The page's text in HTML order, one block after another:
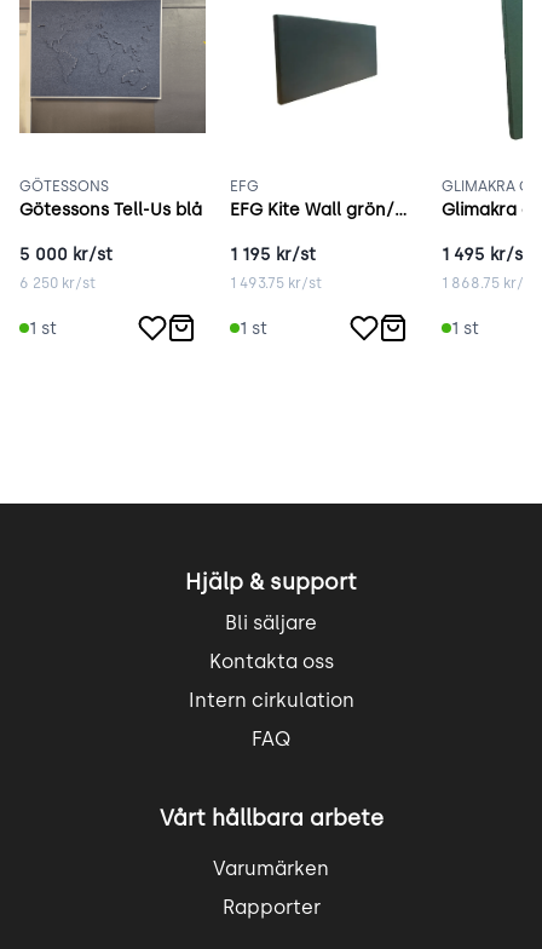
GÖTESSONS
Götessons Tell-Us blå
5 000 kr/st
6 250 kr/st
1 st
EFG
EFG Kite Wall grön/grå
1 195 kr/st
1 493.75 kr/st
1 st
GLIMAKRA OF
1 495 kr/st
1 868.75kr/st
1 st
Hjälp & support
Bli säljare
Kontakta oss
Intern cirkulation
FAQ
Vårt hållbara arbete
Varumärken
Rapporter